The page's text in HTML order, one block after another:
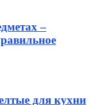
–
для кухни